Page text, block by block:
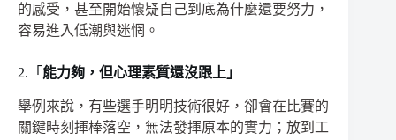
的感受，甚至開始懷疑自己到底為什麼還要努力，
容易進入低潮與迷惘。
2.「 能力夠，但心理素質還沒跟上」
舉例來說，有些選手明明技術很好，卻會在比賽的
關鍵時刻揮棒落空，無法發揮原本的實力；放到工